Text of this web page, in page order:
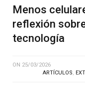
Menos
reflexión
tecnología
ON 25/03/2026
ARTÍCULOS,